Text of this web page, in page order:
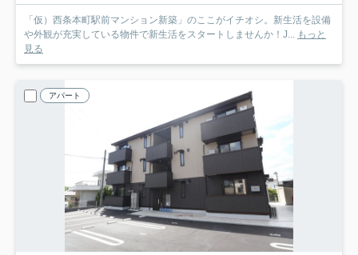
「仮）西条本町駅前マンション新築」のここがイチオシ。新生活を設備
や外観が充実している物件で新生活をスタートしませんか！J... もっと
見る
アパート